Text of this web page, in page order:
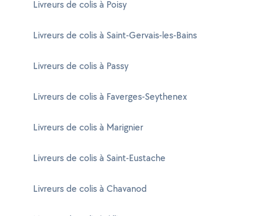
Livreurs de colis à Poisy
Livreurs de colis à Saint-Gervais-les-Bains
Livreurs de colis à Passy
Livreurs de colis à Faverges-Seythenex
Livreurs de colis à Marignier
Livreurs de colis à Saint-Eustache
Livreurs de colis à Chavanod